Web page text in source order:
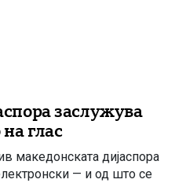
заслужува
глас
македонската дијаспора
— и од што се